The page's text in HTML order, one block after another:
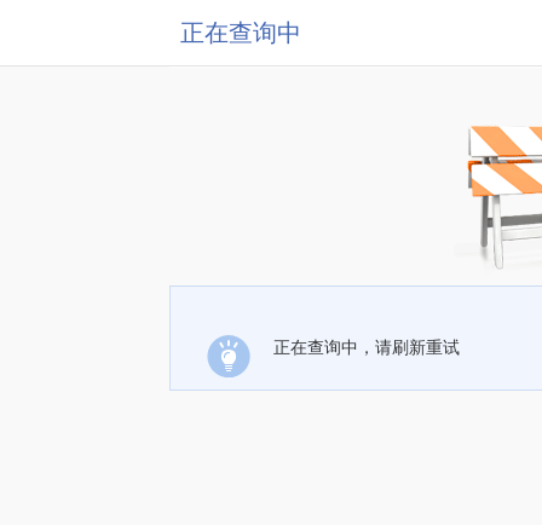
正在查询中
正在查询中，请刷新重试